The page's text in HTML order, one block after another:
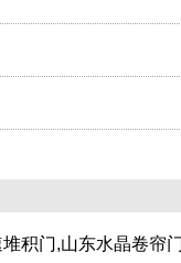
积门,山东水晶卷帘